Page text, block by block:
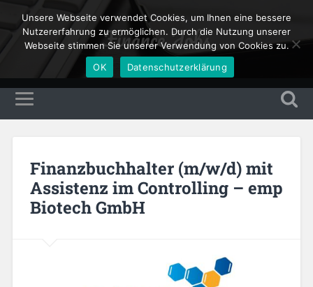
Finance Jobs
Finanzbuchhalter (m/w/d) mit
Assistenz im Controlling – emp
Biotech GmbH
Unsere Webseite verwendet Cookies, um Ihnen eine bessere
Nutzererfahrung zu ermöglichen. Durch die Nutzung unserer
Webseite stimmen Sie unserer Verwendung von Cookies zu.
OK
Datenschutzerklärung